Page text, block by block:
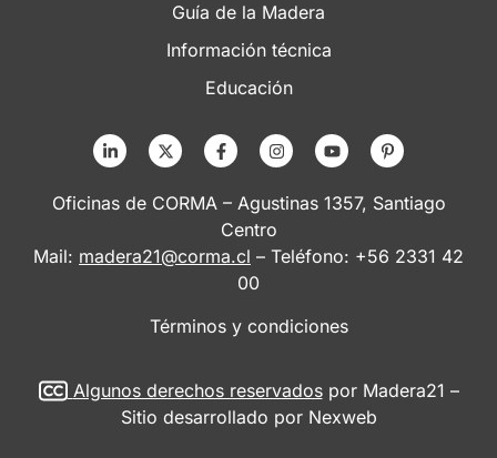
Guía de la Madera
Información técnica
Educación
Oficinas de CORMA – Agustinas 1357, Santiago
Centro
Mail: madera21@corma.cl – Teléfono: +56 2331 42
00
Términos y condiciones
Algunos derechos reservadospor Madera21 –
Sitio desarrollado por Nexweb